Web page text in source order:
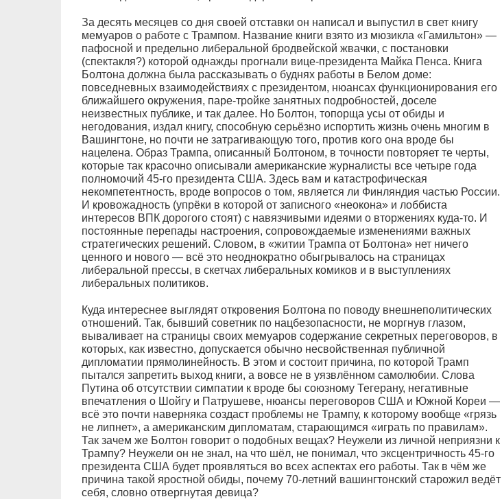
За десять месяцев со дня своей отставки он написал и выпустил в свет книгу
мемуаров о работе с Трампом. Название книги взято из мюзикла «Гамильтон» —
пафосной и предельно либеральной бродвейской жвачки, с постановки
(спектакля?) которой однажды прогнали вице-президента Майка Пенса. Книга
Болтона должна была рассказывать о буднях работы в Белом доме:
повседневных взаимодействиях с президентом, нюансах функционирования его
ближайшего окружения, паре-тройке занятных подробностей, доселе
неизвестных публике, и так далее. Но Болтон, топорща усы от обиды и
негодования, издал книгу, способную серьёзно испортить жизнь очень многим в
Вашингтоне, но почти не затрагивающую того, против кого она вроде бы
нацелена. Образ Трампа, описанный Болтоном, в точности повторяет те черты,
которые так красочно описывали американские журналисты все четыре года
полномочий 45-го президента США. Здесь вам и катастрофическая
некомпетентность, вроде вопросов о том, является ли Финляндия частью России.
И кровожадность (упрёки в которой от записного «неокона» и лоббиста
интересов ВПК дорогого стоят) с навязчивыми идеями о вторжениях куда-то. И
постоянные перепады настроения, сопровождаемые изменениями важных
стратегических решений. Словом, в «житии Трампа от Болтона» нет ничего
ценного и нового — всё это неоднократно обыгрывалось на страницах
либеральной прессы, в скетчах либеральных комиков и в выступлениях
либеральных политиков.
Куда интереснее выглядят откровения Болтона по поводу внешнеполитических
отношений. Так, бывший советник по нацбезопасности, не моргнув глазом,
вываливает на страницы своих мемуаров содержание секретных переговоров, в
которых, как известно, допускается обычно несвойственная публичной
дипломатии прямолинейность. В этом и состоит причина, по которой Трамп
пытался запретить выход книги, а вовсе не в уязвлённом самолюбии. Слова
Путина об отсутствии симпатии к вроде бы союзному Тегерану, негативные
впечатления о Шойгу и Патрушеве, нюансы переговоров США и Южной Кореи —
всё это почти наверняка создаст проблемы не Трампу, к которому вообще «грязь
не липнет», а американским дипломатам, старающимся «играть по правилам».
Так зачем же Болтон говорит о подобных вещах? Неужели из личной неприязни к
Трампу? Неужели он не знал, на что шёл, не понимал, что эксцентричность 45-го
президента США будет проявляться во всех аспектах его работы. Так в чём же
причина такой яростной обиды, почему 70-летний вашингтонский старожил ведёт
себя, словно отвергнутая девица?